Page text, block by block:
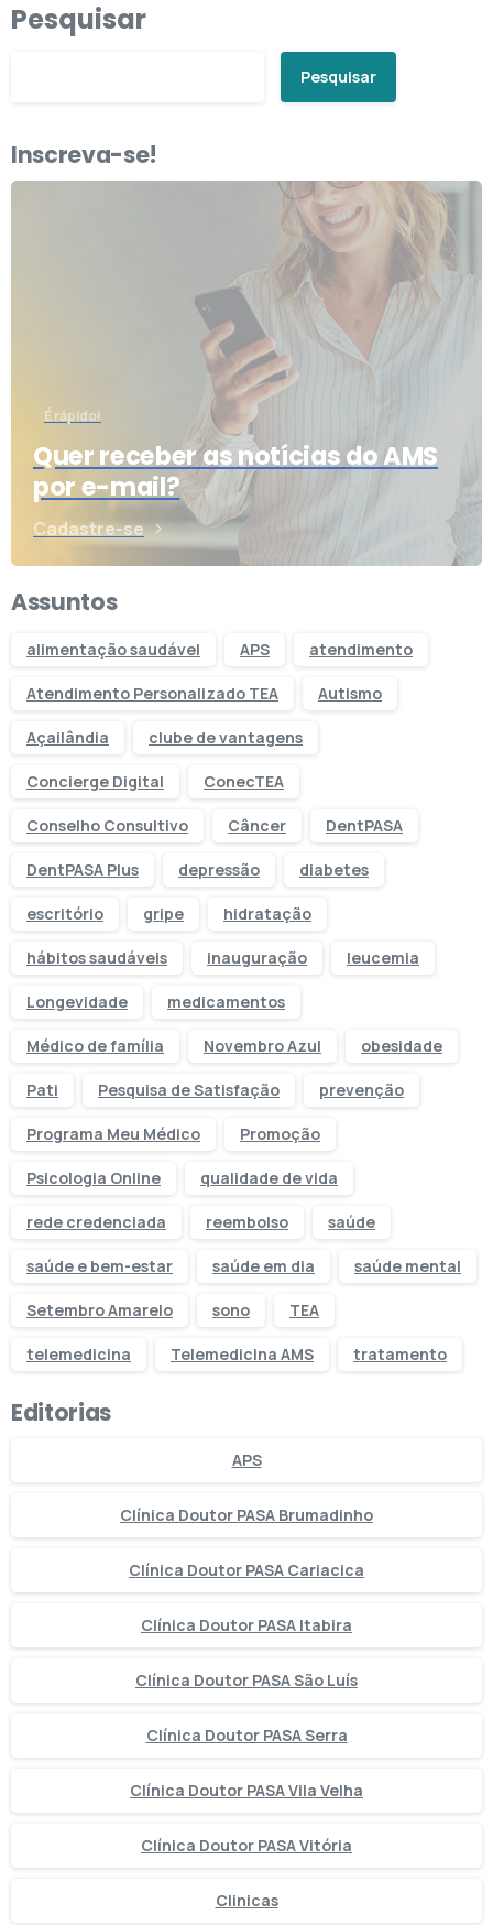
Pesquisar
Pesquisar
Inscreva-se!
É rápido!
Quer receber as notícias do AMS
por e-mail?
Cadastre-se
Assuntos
alimentação saudável APS atendimento
Atendimento Personalizado TEA Autismo
Açailândia clube de vantagens
Concierge Digital ConecTEA
Conselho Consultivo Câncer DentPASA
DentPASA Plus depressão diabetes
escritório gripe hidratação
hábitos saudáveis inauguração leucemia
Longevidade medicamentos
Médico de família Novembro Azul obesidade
Pati Pesquisa de Satisfação prevenção
Programa Meu Médico Promoção
Psicologia Online qualidade de vida
rede credenciada reembolso saúde
saúde e bem-estar saúde em dia saúde mental
Setembro Amarelo sono TEA
telemedicina Telemedicina AMS tratamento
Editorias
APS
Clínica Doutor PASA Brumadinho
Clínica Doutor PASA Cariacica
Clínica Doutor PASA Itabira
Clínica Doutor PASA São Luís
Clínica Doutor PASA Serra
Clínica Doutor PASA Vila Velha
Clínica Doutor PASA Vitória
Clinicas